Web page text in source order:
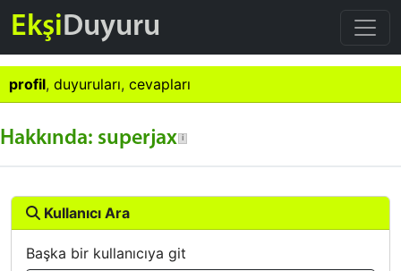
EkşiDuyuru
profil, duyuruları, cevapları
Hakkında: superjax
Kullanıcı Ara
Başka bir kullanıcıya git